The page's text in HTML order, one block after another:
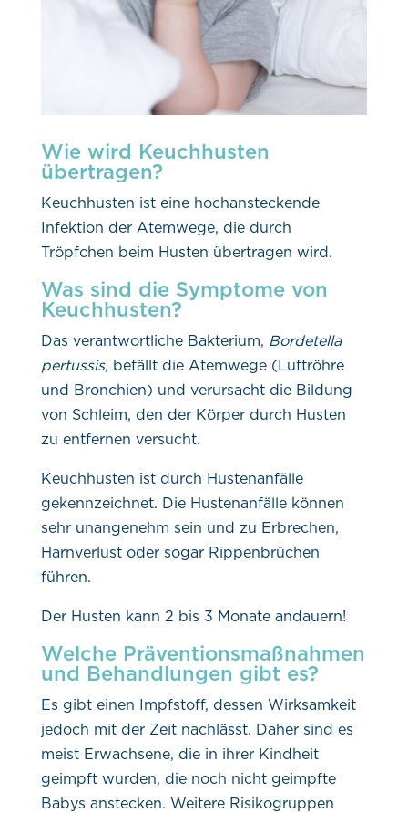
Wie wird Keuchhusten
übertragen?
Keuchhusten ist eine hochansteckende
Infektion der Atemwege, die durch
Tröpfchen beim Husten übertragen wird.
Was sind die Symptome von
Keuchhusten?
Das verantwortliche Bakterium, Bordetella
pertussis, befällt die Atemwege (Luftröhre
und Bronchien) und verursacht die Bildung
von Schleim, den der Körper durch Husten
zu entfernen versucht.
Keuchhusten ist durch Hustenanfälle
gekennzeichnet. Die Hustenanfälle können
sehr unangenehm sein und zu Erbrechen,
Harnverlust oder sogar Rippenbrüchen
führen.
Der Husten kann 2 bis 3 Monate andauern!
Welche Präventionsmaßnahmen
und Behandlungen gibt es?
Es gibt einen Impfstoff, dessen Wirksamkeit
jedoch mit der Zeit nachlässt. Daher sind es
meist Erwachsene, die in ihrer Kindheit
geimpft wurden, die noch nicht geimpfte
Babys anstecken. Weitere Risikogruppen